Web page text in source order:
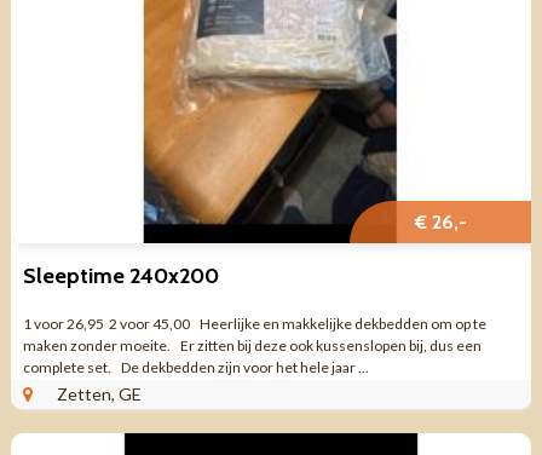
€ 26,-
Sleeptime 240x200
1 voor 26,95 2 voor 45,00 Heerlijke en makkelijke dekbedden om op te
maken zonder moeite. Er zitten bij deze ook kussenslopen bij, dus een
complete set. De dekbedden zijn voor het hele jaar ...
Zetten, GE